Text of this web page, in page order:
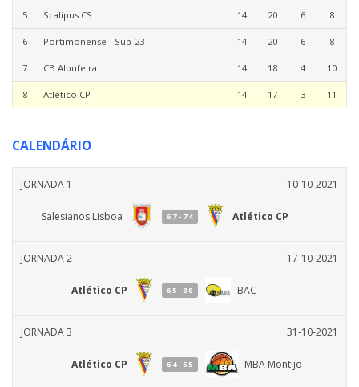
5 Scalipus CS 14 20 6 8
6 Portimonense - Sub-23 14 20 6 8
7 CB Albufeira 14 18 4 10
8 Atlético CP 14 17 3 11
CALENDÁRIO
JORNADA 1 10-10-2021
Salesianos Lisboa 67-74 Atlético CP
JORNADA 2 17-10-2021
Atlético CP 65-80 BAC
JORNADA 3 31-10-2021
Atlético CP 64-55 MBA Montijo